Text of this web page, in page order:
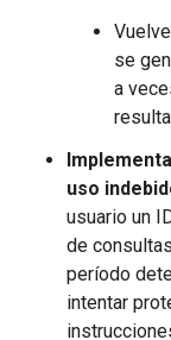
se
a
uso
usuario un
de
período
intentar